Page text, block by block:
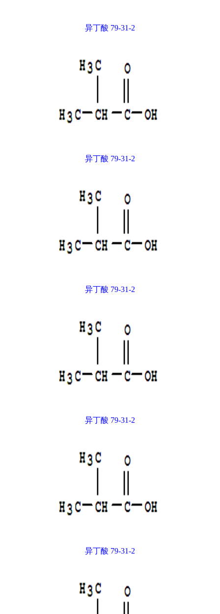
异丁酸 79-31-2
异丁酸 79-31-2
异丁酸 79-31-2
异丁酸 79-31-2
异丁酸 79-31-2